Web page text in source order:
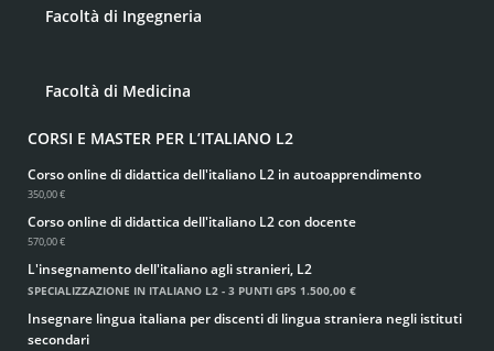
Facoltà di Ingegneria
Facoltà di Medicina
CORSI E MASTER PER L’ITALIANO L2
Corso online di didattica dell'italiano L2 in autoapprendimento
350,00 €
Corso online di didattica dell'italiano L2 con docente
570,00 €
L'insegnamento dell'italiano agli stranieri, L2
SPECIALIZZAZIONE IN ITALIANO L2 - 3 PUNTI GPS 1.500,00 €
Insegnare lingua italiana per discenti di lingua straniera negli istituti
secondari